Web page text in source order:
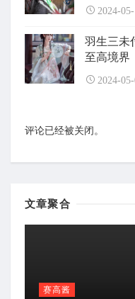
2024-
羽生三未
至高境界
2024-
评论已经被关闭。
文章聚合
赛高酱